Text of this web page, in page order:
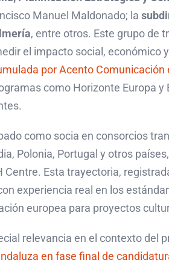
Manuel Maldonado; la
, entre otros. Este grupo de
el impacto social, económico
por Acento
como Horizonte Europa
como socia en consorcios
Polonia, Portugal y otros
Centre. Esta trayectoria,
experiencia real en los
europea para proyectos
relevancia en el contexto del
en fase final de